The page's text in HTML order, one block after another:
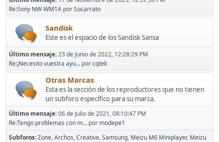
Re:Sony NW-WM1A porSocarrato
Sandisk
Este es el espacio de los Sandisk Sansa
Último mensaje:23 de Junio de 2022, 12:28:29 PM
Re:¡Necesito vuestra ayu... porcqtek
Otras Marcas
Esta es la sección de los reproductores que no tienen
un subforo específico para su marca.
Último mensaje:06 de Julio de 2021, 08:10:47 PM
Re:Tengo problemas con m... por modepe1
Subforos Zune Archos Creative Samsung Meizu M6 Miniplayer Meizu